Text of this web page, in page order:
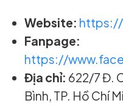
Website: https://
Fanpage:
https://
Địa chỉ: 622/7 Đ.
Bình, TP. Hồ Chí